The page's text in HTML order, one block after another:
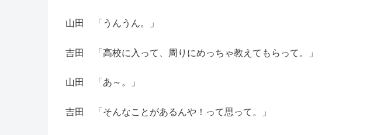
山田 「うんうん。」
吉田 「高校に入って、周りにめっちゃ教えてもらって。」
山田 「あ～。」
吉田 「そんなことがあるんや！って思って。」